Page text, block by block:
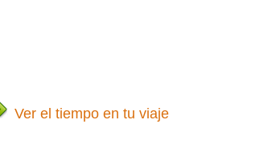
Ver el tiempo en tu viaje